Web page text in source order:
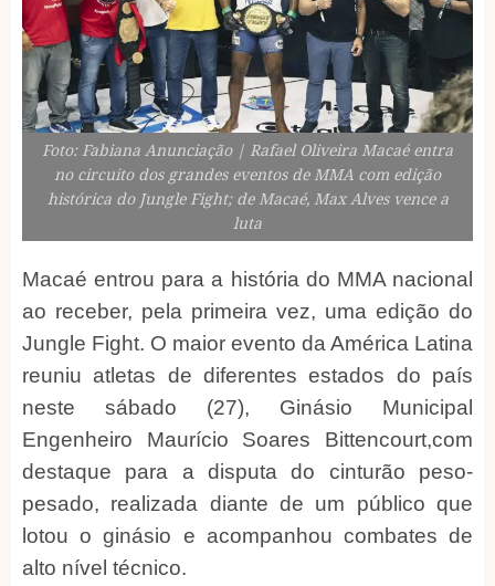
Foto: Fabiana Anunciação | Rafael Oliveira Macaé entra
no circuito dos grandes eventos de MMA com edição
histórica do Jungle Fight; de Macaé, Max Alves vence a
luta
Macaé entrou para a história do MMA nacional
ao receber, pela primeira vez, uma edição do
Jungle Fight. O maior evento da América Latina
reuniu atletas de diferentes estados do país
neste sábado (27), Ginásio Municipal
Engenheiro Maurício Soares Bittencourt,com
destaque para a disputa do cinturão peso-
pesado, realizada diante de um público que
lotou o ginásio e acompanhou combates de
alto nível técnico.